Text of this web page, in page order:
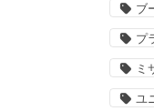
ブ
プ
ミ
ユ